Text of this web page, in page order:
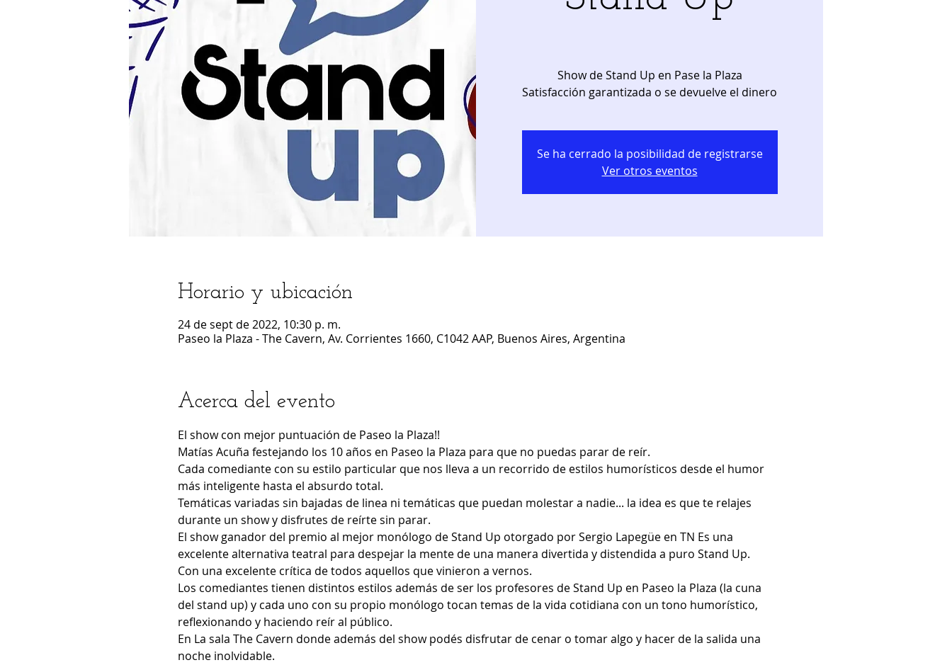
Show de Stand Up en Pase la Plaza
Satisfacción garantizada o se devuelve el dinero
Se ha cerrado la posibilidad de registrarse
Ver otros eventos
Horario y ubicación
24 de sept de 2022, 10:30 p. m.
Paseo la Plaza - The Cavern, Av. Corrientes 1660, C1042 AAP, Buenos Aires, Argentina
Acerca del evento
El show con mejor puntuación de Paseo la Plaza!!
Matías Acuña festejando los 10 años en Paseo la Plaza para que no puedas parar de reír.
Cada comediante con su estilo particular que nos lleva a un recorrido de estilos humorísticos desde el humor
más inteligente hasta el absurdo total.
Temáticas variadas sin bajadas de linea ni temáticas que puedan molestar a nadie... la idea es que te relajes
durante un show y disfrutes de reírte sin parar.
El show ganador del premio al mejor monólogo de Stand Up otorgado por Sergio Lapegüe en TN Es una
excelente alternativa teatral para despejar la mente de una manera divertida y distendida a puro Stand Up.
Con una excelente crítica de todos aquellos que vinieron a vernos.
Los comediantes tienen distintos estilos además de ser los profesores de Stand Up en Paseo la Plaza (la cuna
del stand up) y cada uno con su propio monólogo tocan temas de la vida cotidiana con un tono humorístico,
reflexionando y haciendo reír al público.
En La sala The Cavern donde además del show podés disfrutar de cenar o tomar algo y hacer de la salida una
noche inolvidable.